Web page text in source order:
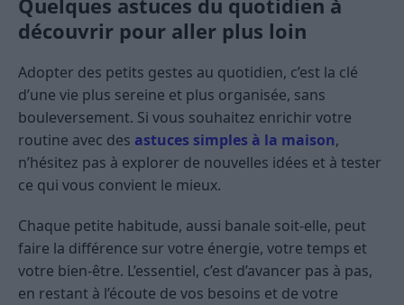
Quelques astuces du quotidien à
découvrir pour aller plus loin
Adopter des petits gestes au quotidien, c’est la clé
d’une vie plus sereine et plus organisée, sans
bouleversement. Si vous souhaitez enrichir votre
routine avec des astuces simples à la maison,
n’hésitez pas à explorer de nouvelles idées et à tester
ce qui vous convient le mieux.
Chaque petite habitude, aussi banale soit-elle, peut
faire la différence sur votre énergie, votre temps et
votre bien-être. L’essentiel, c’est d’avancer pas à pas,
en restant à l’écoute de vos besoins et de votre